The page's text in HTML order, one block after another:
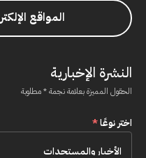
المواقع
النشرة الإخبارية
الحقول المميزة بعلامة نجمة * مطلوبة
اختر نوعًا*